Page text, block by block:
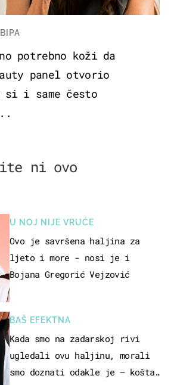
potrebno koži da
panel otvorio
i same često
ni ovo
U NOJ NIJE VRUĆE
Ovo je savršena haljina za
ljeto i more - nosi je i
Bojana Gregorić Vejzović
BAŠ EFEKTNA
Kada smo na zadarskoj rivi
ugledali ovu haljinu, morali
smo doznati odakle je – košta